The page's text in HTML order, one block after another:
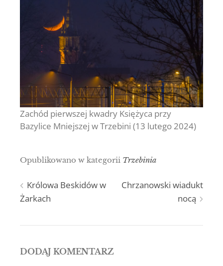
Zachód pierwszej kwadry Księżyca przy
Bazylice Mniejszej w Trzebini (13 lutego 2024)
Opublikowano w kategorii Trzebinia
Nawigacja
Królowa Beskidów w
Żarkach
Chrzanowski wiadukt
nocą
DODAJ KOMENTARZ